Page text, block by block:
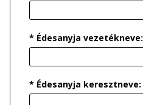
* Édesanyja vezetékneve:
* Édesanyja keresztneve: